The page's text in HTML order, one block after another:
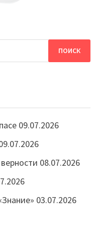
09.07.2026
08.07.2026
03.07.2026